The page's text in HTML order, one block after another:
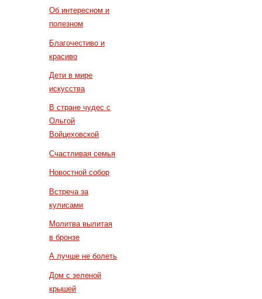
Об интересном и
полезном
Благочестиво и
красиво
Дети в мире
искусства
В стране чудес с
Ольгой
Войцеховской
Счастливая семья
Новостной собор
Встреча за
кулисами
Молитва вылитая
в бронзе
А лучше не болеть
Дом с зеленой
крышей